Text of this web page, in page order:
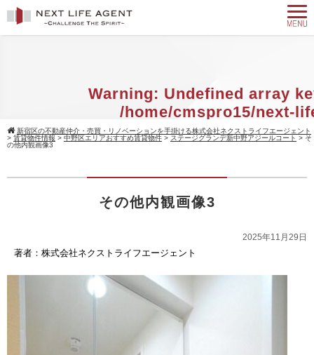
Warning: Undefined array
/home/cmspro15/next-
agent.com/public_html/
content/themes/
: Attempt to read property
agent.com/public_html/
content/themes/
on line9
新宿区の不動産仲介・売買・リノベーションを手掛ける株式会社ネクストライフエージェント
> 賃貸物件情報 > 中野区エリアおすすめ賃貸物件 > ステージグランデ新中野アジールコート > そ
の他内観画像3
その他内観画像3
2025年11月29日
著者：株式会社ネクストライフエージェント